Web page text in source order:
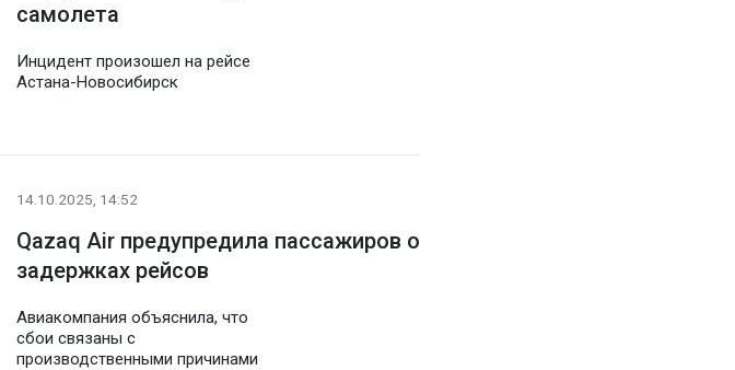
самолета
Инцидент произошел на рейсе
Астана-Новосибирск
14.10.2025, 14:52
Qazaq Air предупредила пассажиров о
задержках рейсов
Авиакомпания объяснила, что
сбои связаны с
производственными причинами